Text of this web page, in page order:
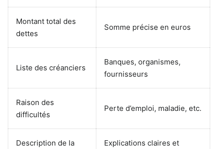
Montant total des
dettes
Somme précise en euros
Liste des créanciers
Banques, organismes,
fournisseurs
Raison des
difficultés
Perte d’emploi, maladie, etc.
Description de la
Explications claires et